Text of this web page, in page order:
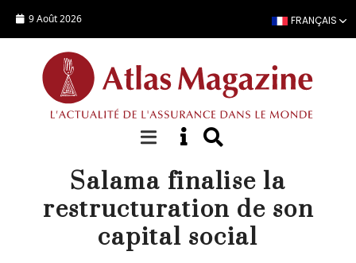
9 Août 2026 FRANÇAIS
ACTUALITÉ
Salama finalise la
restructuration de son
capital social